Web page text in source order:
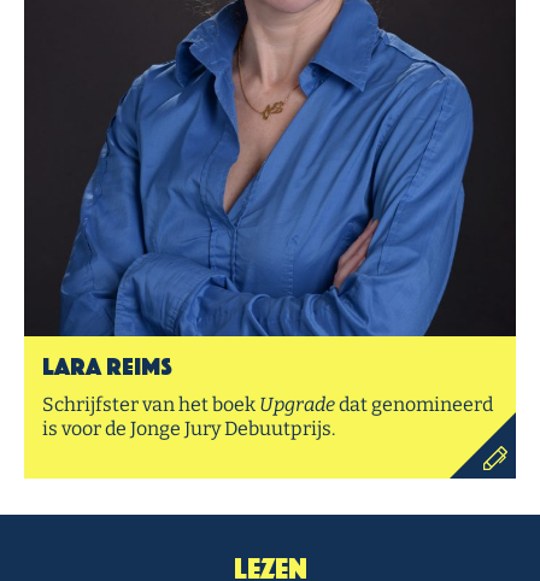
Lara Reims
Schrijfster van het boek Upgradedat genomineerd
is voor de Jonge Jury Debuutprijs.
Lezen